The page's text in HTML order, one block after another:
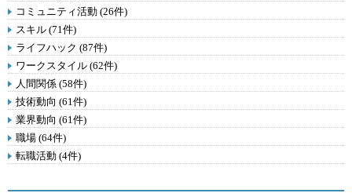
コミュニティ活動 (26件)
スキル (71件)
ライフハック (87件)
ワークスタイル (62件)
人間関係 (58件)
技術動向 (61件)
業界動向 (61件)
職場 (64件)
転職活動 (4件)